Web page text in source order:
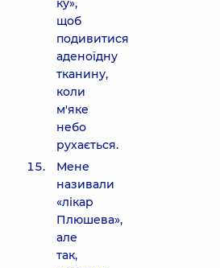
ку»,
щоб
подивитися
аденоїдну
тканину,
коли
м'яке
небо
рухається.
Мене
називали
«лікар
Плюшева»,
але
так,